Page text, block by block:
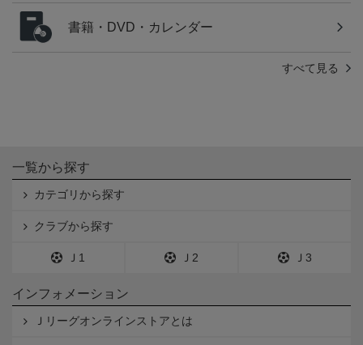
書籍・DVD・カレンダー
すべて見る
一覧から探す
カテゴリから探す
クラブから探す
Ｊ1 Ｊ2 Ｊ3
インフォメーション
Ｊリーグオンラインストアとは